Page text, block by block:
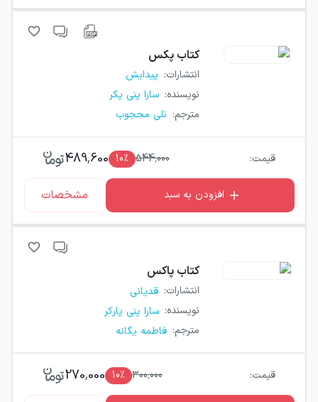
کتاب پکس
انتشارات: پیدایش
نویسنده: سارا پنی پکر
مترجم: نلی محجوب
قیمت: 544,000
10٪ 489,600
افزودن به سبد مشخصات
کتاب پاکس
انتشارات: قدیانی
نویسنده: سارا پنی پارکر
مترجم: فاطمه یگانه
قیمت: 300,000
10٪ 270,000